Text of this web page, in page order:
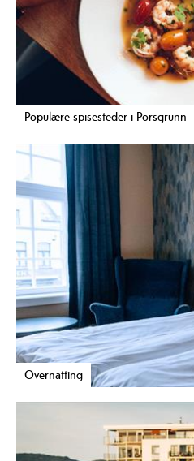
Populære spisesteder i Porsgrunn
Overnatting